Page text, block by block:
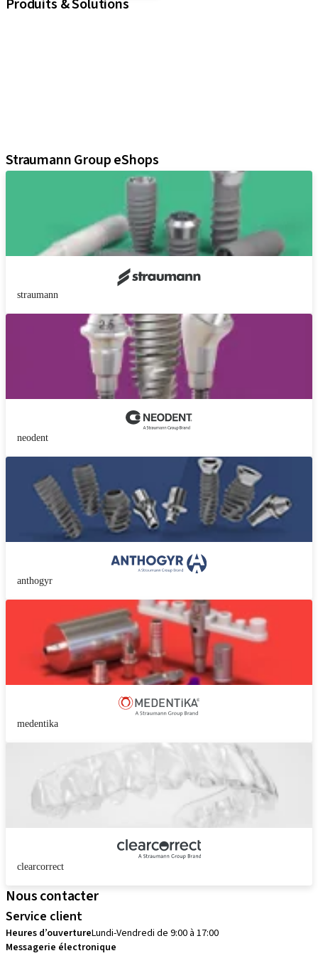
Produits & Solutions
Straumann Group eShops
straumann
neodent
anthogyr
medentika
clearcorrect
Nous contacter
Service client
Heures d’ouvertureLundi-Vendredi de 9:00 à 17:00
Messagerie électronique